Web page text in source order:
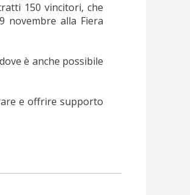
150 vincitori, che
alla Fiera
è anche possibile
e offrire supporto